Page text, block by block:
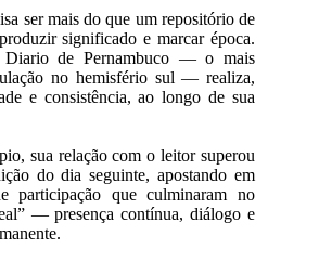
ser mais do que um repositório de
significado e marcar época.
de Pernambuco — o mais
no hemisfério sul — realiza,
e consistência, ao longo de sua
sua relação com o leitor superou
do dia seguinte, apostando em
participação que culminaram no
— presença contínua, diálogo e